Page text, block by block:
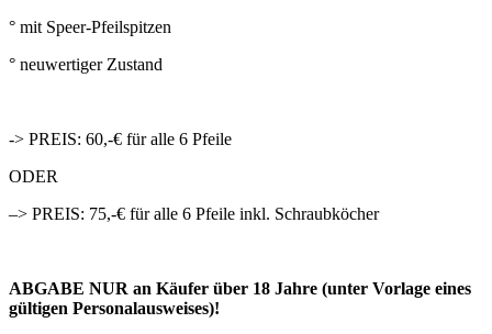
° mit Speer-Pfeilspitzen
° neuwertiger Zustand
-> PREIS: 60,-€ für alle 6 Pfeile
ODER
–> PREIS: 75,-€ für alle 6 Pfeile inkl. Schraubköcher
ABGABE NUR an Käufer über 18 Jahre (unter Vorlage eines
gültigen Personalausweises)!